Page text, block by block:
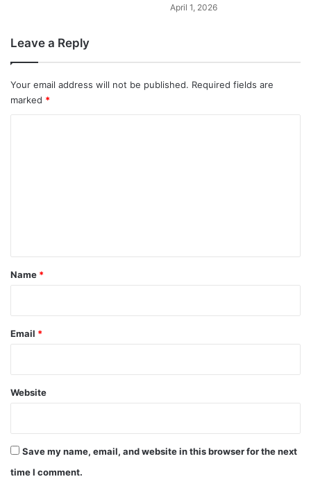
April 1, 2026
Leave a Reply
Your email address will not be published. Required fields are
marked *
*
Name *
Email *
Website
Save my name, email, and website in this browser for the next
time I comment.